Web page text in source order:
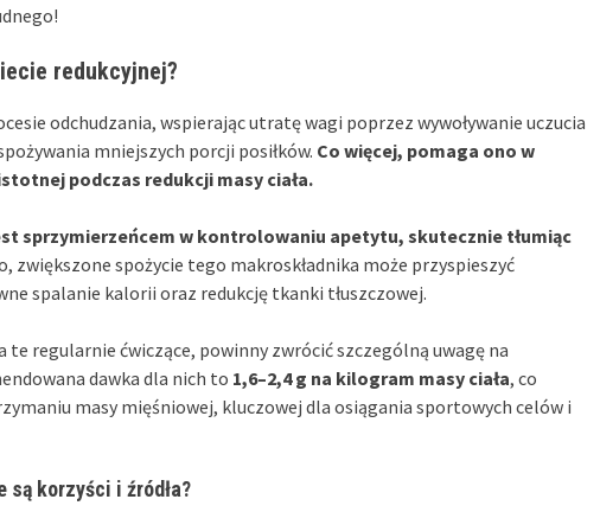
redukcyjnej?
odchudzania, wspierając utratę wagi poprzez wywoływanie uczucia
mniejszych porcji posiłków. Co więcej, pomaga ono w
podczas redukcji masy ciała.
sprzymierzeńcem w kontrolowaniu apetytu, skutecznie tłumiąc
zwiększone spożycie tego makroskładnika może przyspieszyć
spalanie kalorii oraz redukcję tkanki tłuszczowej.
te regularnie ćwiczące, powinny zwrócić szczególną uwagę na
dawka dla nich to 1,6–2,4 g na kilogram masy ciała, co
masy mięśniowej, kluczowej dla osiągania sportowych celów i
są korzyści i źródła?